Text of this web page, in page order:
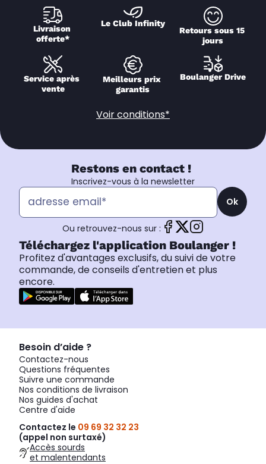
Livraison
offerte*
Le Club Infinity
Retours sous 15
jours
Service après
vente
Meilleurs prix
garantis
Boulanger Drive
Voir conditions*
Restons en contact !
Inscrivez-vous à la newsletter
Ok
Ou retrouvez-nous sur :
Téléchargez l'application Boulanger !
Profitez d'avantages exclusifs, du suivi de votre
commande, de conseils d'entretien et plus
encore.
Besoin d’aide ?
Contactez-nous
Questions fréquentes
Suivre une commande
Nos conditions de livraison
Nos guides d'achat
Centre d'aide
Contactez le 09 69 32 32 23
(appel non surtaxé)
Accès sourds
et malentendants